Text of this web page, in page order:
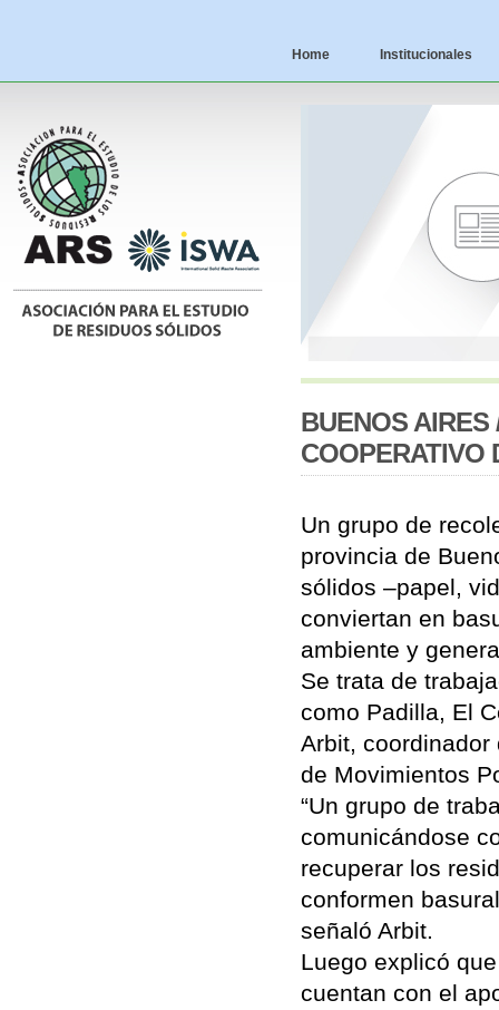
Home Institucionales
BUENOS
COOPERATIVO
Un grupo de
provincia de
sólidos –papel,
conviertan en
ambiente y
Se trata de
como Padilla, El
Arbit,
de Movimientos
“Un grupo de
comunicándose
recuperar los
conformen
señaló Arbit.
Luego explicó
cuentan con el